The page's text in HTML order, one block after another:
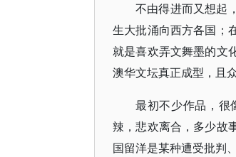
不由得进而又想起
生大批涌向西方各国；
就是喜欢弄文舞墨的文
澳华文坛真正成型，且
最初不少作品，很
辣，悲欢离合，多少故
国留洋是某种遭受批判